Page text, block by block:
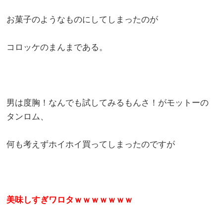
お菓子のようなものにしてしまったのが
コロッケのまんまである。
男は度胸！なんでも試してみるもんさ！がモットーの
タンロム、
何も考えずホイホイ買ってしまったのですが
美味しすぎワロタｗｗｗｗｗｗｗ